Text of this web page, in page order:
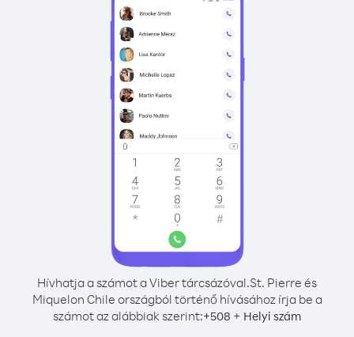
Hívhatja a számot a Viber tárcsázóval.St. Pierre és
Miquelon Chile országból történő hívásához írja be a
számot az alábbiak szerint:+508 + Helyi szám